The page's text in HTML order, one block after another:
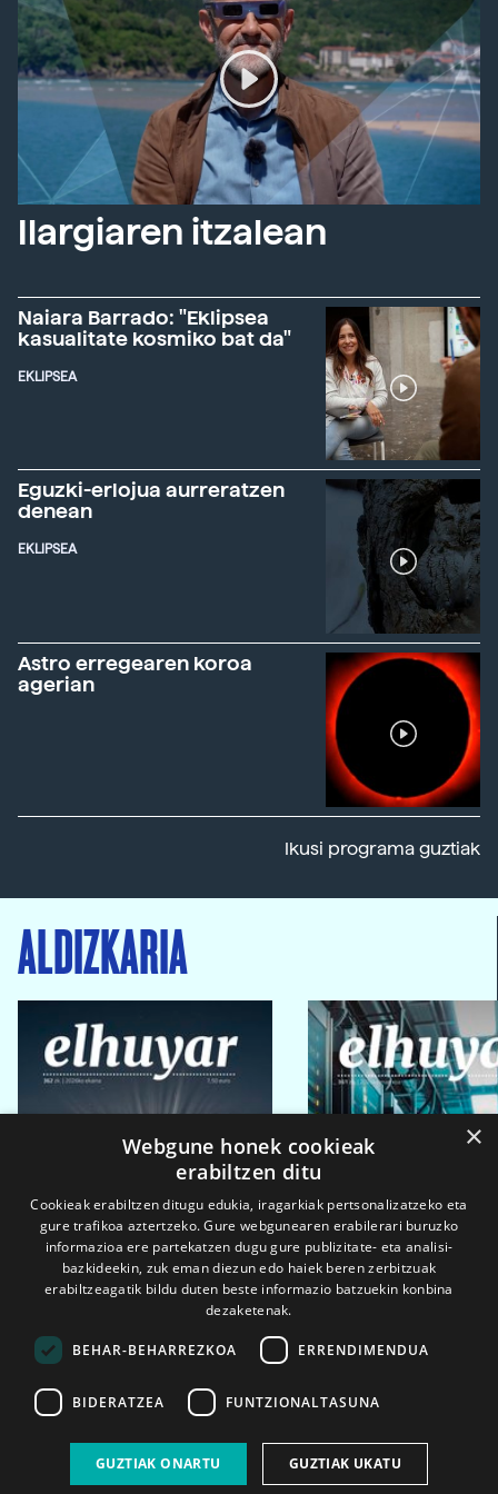
Ilargiaren itzalean
Naiara Barrado: "Eklipsea
kasualitate kosmiko bat da"
EKLIPSEA
Eguzki-erlojua aurreratzen
denean
EKLIPSEA
Astro erregearen koroa
agerian
Ikusi programa guztiak
ALDIZKARIA
2026ko eka. 1a 2026ko mar. 1a
×
Webgune honek cookieak
erabiltzen ditu
Cookieak erabiltzen ditugu edukia, iragarkiak pertsonalizatzeko eta
gure trafikoa aztertzeko. Gure webgunearen erabilerari buruzko
informazioa ere partekatzen dugu gure publizitate- eta analisi-
bazkideekin, zuk eman diezun edo haiek beren zerbitzuak
erabiltzeagatik bildu duten beste informazio batzuekin konbina
dezaketenak.
BEHAR-BEHARREZKOA ERRENDIMENDUA
BIDERATZEA FUNTZIONALTASUNA
GUZTIAK ONARTU GUZTIAK UKATU